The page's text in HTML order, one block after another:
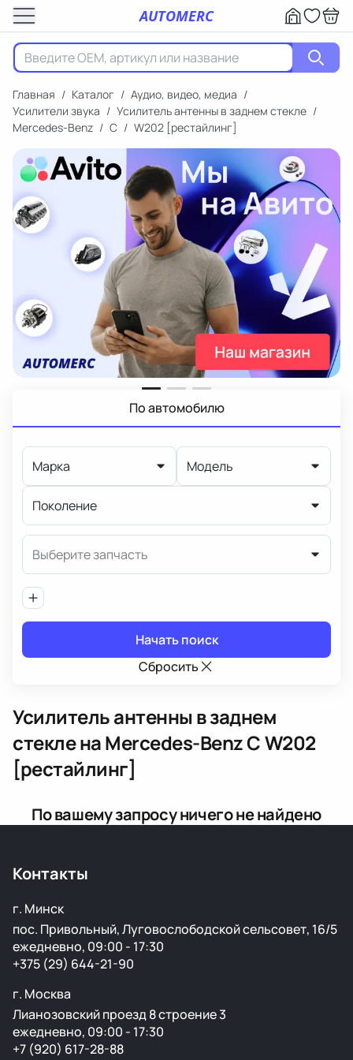
AUTOMERC
Главная / Каталог / Аудио, видео, медиа /
Усилители звука / Усилитель антенны в заднем стекле /
Mercedes-Benz / C / W202 [рестайлинг]
По автомобилю
Марка Модель
Поколение
Выберите запчасть
Начать поиск
Сбросить
Усилитель антенны в заднем
стеклена Mercedes-Benz C W202
[рестайлинг]
По вашему запросу ничего не найдено
Контакты
г. Минск
пос. Привольный, Луговослободской сельсовет, 16/5
ежедневно, 09:00 - 17:30
+375 (29) 644-21-90
г. Москва
Лианозовский проезд 8 строение 3
ежедневно, 09:00 - 17:30
+7 (920) 617-28-88